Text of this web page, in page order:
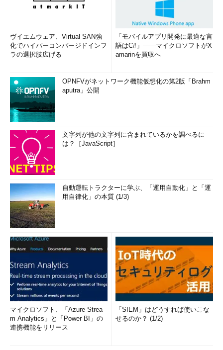
ヴイエムウェア、Virtual SAN強
化でハイパーコンバージドインフ
ラの選択肢広げる
「モバイルアプリ開発に最適な言
語はC#」――マイクロソフトがX
amarinを買収へ
OPNFVがネットワーク機能仮想化の第2版「Brahm
aputra」公開
文字列が他の文字列に含まれているかを調べるに
は？［JavaScript］
自動運転トラクターに学ぶ、「運用自動化」と「運
用自律化」の本質 (1/3)
マイクロソフト、「Azure Strea
m Analytics」と「Power BI」の
連携機能をリリース
「SIEM」はどうすれば使いこな
せるのか？ (1/2)